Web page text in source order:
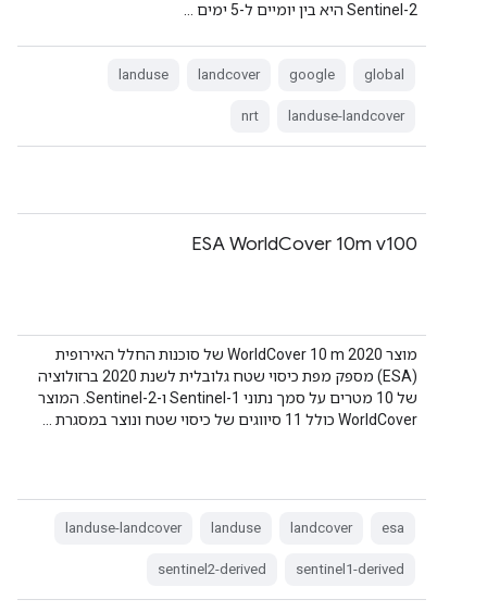
Sentinel-2 היא בין יומיים ל-5 ימים …
global
google
landcover
landuse
landuse-landcover
nrt
‫ESA WorldCover 10m v100
מוצר WorldCover 10 m 2020 של סוכנות החלל האירופית
(ESA) מספק מפת כיסוי שטח גלובלית לשנת 2020 ברזולוציה
של 10 מטרים על סמך נתוני Sentinel-1 ו-Sentinel-2. המוצר
WorldCover כולל 11 סיווגים של כיסוי שטח ונוצר במסגרת …
esa
landcover
landuse
landuse-landcover
sentinel1-derived
sentinel2-derived